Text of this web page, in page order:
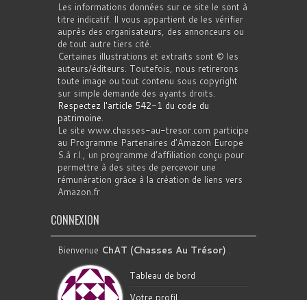
Les informations données sur ce site le sont à
titre indicatif. Il vous appartient de les vérifier
auprès des organisateurs, des annonceurs ou
de tout autre tiers cité.
Certaines illustrations et extraits sont © les
auteurs/éditeurs. Toutefois, nous retirerons
toute image ou tout contenu sous copyright
sur simple demande des ayants droits.
Respectez l'article 542-1 du code du
patrimoine.
Le site www.chasses-au-tresor.com participe
au Programme Partenaires d’Amazon Europe
S.à r.l., un programme d’affiliation conçu pour
permettre à des sites de percevoir une
rémunération grâce à la création de liens vers
Amazon.fr
CONNEXION
Bienvenue ChAT (Chasses Au Trésor) .
Tableau de bord
Votre profil